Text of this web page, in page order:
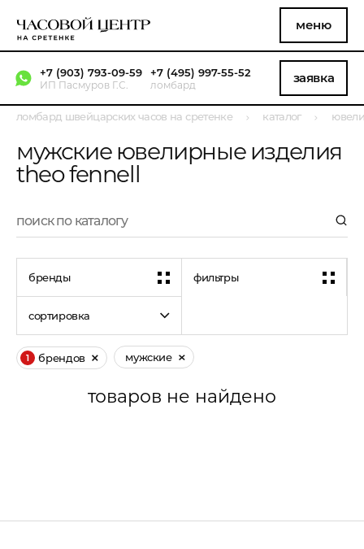
меню
+7 (903) 793-09-59
ИП Пасмуров Г.С.
+7 (495) 997-55-52
ломбард заявка
ломбард швейцарских часов на сретенке каталог
мужские ювелирные изделия
theo fennell
бренды фильтры
сортировка
1 брендов мужские
товаров не найдено